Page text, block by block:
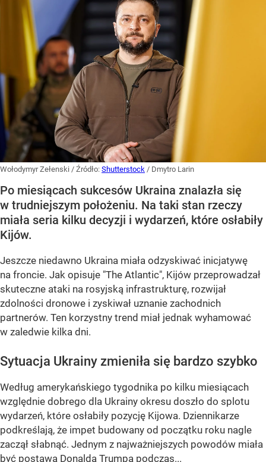
Wołodymyr Zełenski / Źródło: Shutterstock / Dmytro Larin
Po miesiącach sukcesów Ukraina znalazła się
w trudniejszym położeniu. Na taki stan rzeczy
miała seria kilku decyzji i wydarzeń, które osłabiły
Kijów.
Jeszcze niedawno Ukraina miała odzyskiwać inicjatywę
na froncie. Jak opisuje "The Atlantic", Kijów przeprowadzał
skuteczne ataki na rosyjską infrastrukturę, rozwijał
zdolności dronowe i zyskiwał uznanie zachodnich
partnerów. Ten korzystny trend miał jednak wyhamować
w zaledwie kilka dni.
Sytuacja Ukrainy zmieniła się bardzo szybko
Według amerykańskiego tygodnika po kilku miesiącach
względnie dobrego dla Ukrainy okresu doszło do splotu
wydarzeń, które osłabiły pozycję Kijowa. Dziennikarze
podkreślają, że impet budowany od początku roku nagle
zaczął słabnąć. Jednym z najważniejszych powodów miała
być postawa Donalda Trumpa podczas...